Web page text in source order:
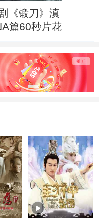
《锻刀》滇
篇60秒片花